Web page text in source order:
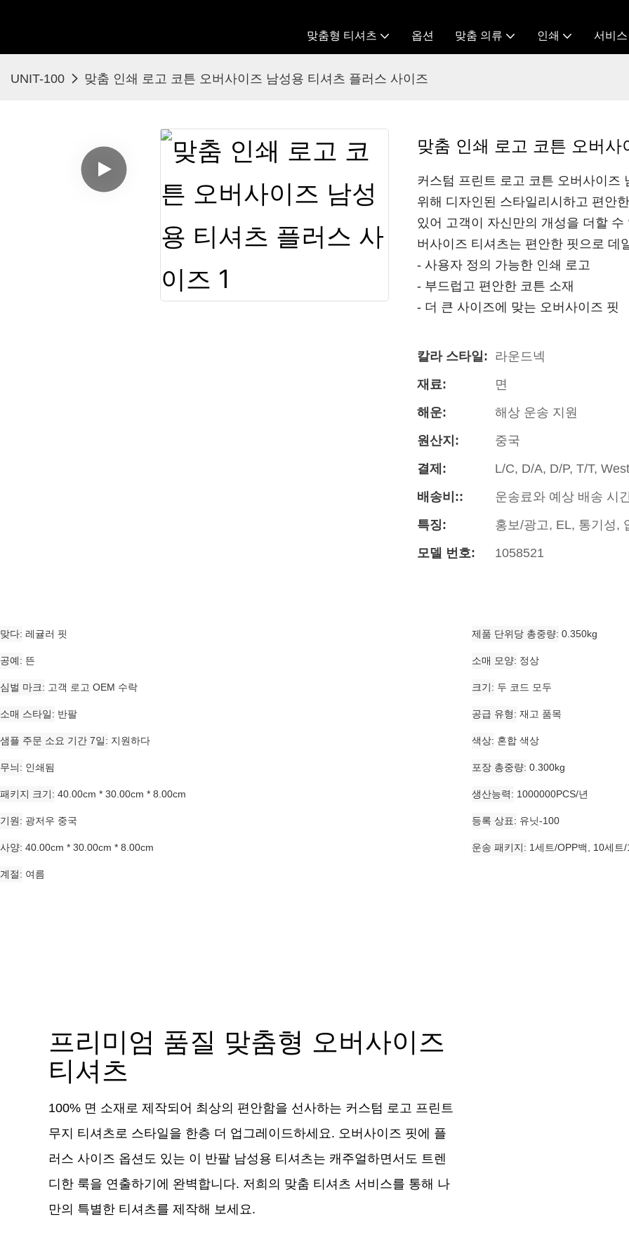
맞춤형 티셔츠 옵션 맞춤 의류 인쇄 서비스
UNIT-100 맞춤 인쇄 로고 코튼 오버사이즈 남성용 티셔츠 플러스 사이즈
맞춤 인쇄 로고 코튼 오버
커스텀 프린트 로고 코튼 오버사이즈
위해 디자인된 스타일리시하고 편안
있어 고객이 자신만의 개성을 더할
버사이즈 티셔츠는 편안한 핏으로 데
- 사용자 정의 가능한 인쇄 로고
- 부드럽고 편안한 코튼 소재
- 더 큰 사이즈에 맞는 오버사이즈 핏
칼라 스타일: 라운드넥
재료:
면
해운:
해상 운송 지원
원산지:
중국
결제:
L/C, D/A, D/P, T/T,
배송비::
운송료와 예상 배송 시
특징:
홍보/광고, EL, 통기성,
모델 번호:
1058521
맞다 레귤러 핏 제품 단위당 총중량 0.350kg
공예 뜬 소매 모양 정상
심벌 마크 고객 로고 OEM 수락 크기 두 코드 모두
소매 스타일 반팔 공급 유형 재고 품목
샘플 주문 소요 기간 7일 지원하다 색상 혼합 색상
무늬 인쇄됨 포장 총중량 0.300kg
패키지 크기 40.00cm * 30.00cm * 8.00cm 생산능력 1000000PCS/년
기원 광저우 중국 등록 상표 유닛-100
사양 40.00cm * 30.00cm * 8.00cm 운송 패키지 1세트/OPP백, 10세트
계절 여름
프리미엄 품질 맞춤형 오버사이즈
티셔츠
100% 면 소재로 제작되어 최상의 편안함을 선사하는 커스텀 로고 프린트
무지 티셔츠로 스타일을 한층 더 업그레이드하세요. 오버사이즈 핏에 플
러스 사이즈 옵션도 있는 이 반팔 남성용 티셔츠는 캐주얼하면서도 트렌
디한 룩을 연출하기에 완벽합니다. 저희의 맞춤 티셔츠 서비스를 통해 나
만의 특별한 티셔츠를 제작해 보세요.